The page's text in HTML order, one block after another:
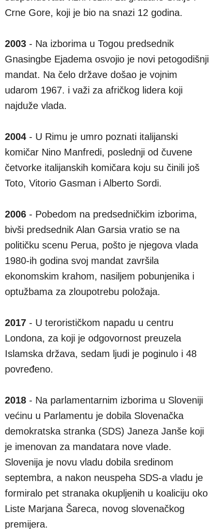
Crne Gore, koji je bio na snazi 12 godina.
2003 - Na izborima u Togou predsednik
Gnasingbe Ejadema osvojio je novi petogodišnji
mandat. Na čelo države došao je vojnim
udarom 1967. i važi za afričkog lidera koji
najduže vlada.
2004 - U Rimu je umro poznati italijanski
komičar Nino Manfredi, poslednji od čuvene
četvorke italijanskih komičara koju su činili još
Toto, Vitorio Gasman i Alberto Sordi.
2006 - Pobedom na predsedničkim izborima,
bivši predsednik Alan Garsia vratio se na
političku scenu Perua, pošto je njegova vlada
1980-ih godina svoj mandat završila
ekonomskim krahom, nasiljem pobunjenika i
optužbama za zloupotrebu položaja.
2017 - U terorističkom napadu u centru
Londona, za koji je odgovornost preuzela
Islamska država, sedam ljudi je poginulo i 48
povređeno.
2018 - Na parlamentarnim izborima u Sloveniji
većinu u Parlamentu je dobila Slovenačka
demokratska stranka (SDS) Janeza Janše koji
je imenovan za mandatara nove vlade.
Slovenija je novu vladu dobila sredinom
septembra, a nakon neuspeha SDS-a vladu je
formiralo pet stranaka okupljenih u koaliciju oko
Liste Marjana Šareca, novog slovenačkog
premijera.